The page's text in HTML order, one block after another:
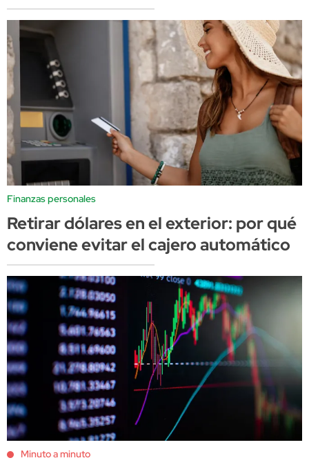
Finanzas personales
Retirar dólares en el exterior: por qué
conviene evitar el cajero automático
Minuto a minuto